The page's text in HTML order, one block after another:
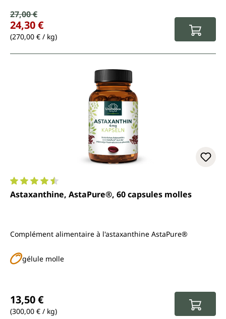
Prix de vente :
Prix régulier :
27,00 €
24,30 €
(270,00 € / kg)
Note moyenne de 4.6 sur 5 étoiles
Astaxanthine, AstaPure®, 60 capsules molles
Complément alimentaire à l'astaxanthine AstaPure®
gélule molle
13,50 €
(300,00 € / kg)